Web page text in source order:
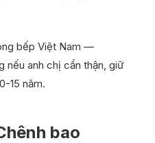
bếp Việt Nam —
nếu anh chị cẩn thận, giữ
15 năm.
bao